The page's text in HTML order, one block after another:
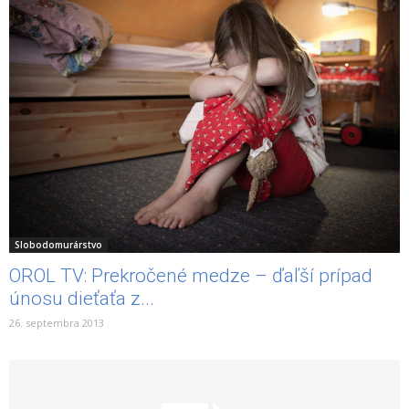
Slobodomurárstvo
OROL TV: Prekročené medze – ďaľší prípad
únosu dieťaťa z...
26. septembra 2013